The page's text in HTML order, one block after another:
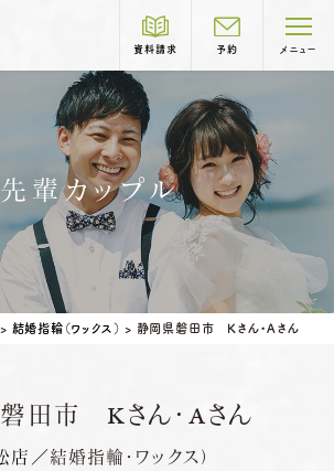
資料請求 予約 メニュー
制作コース紹介
COURSE
輪 婚約指輪
ング 結婚記念日リング
先輩カップル
> 結婚指輪（ワックス） > 静岡県磐田市 Kさん・Aさん
田市 Kさん・Aさん
店／結婚指輪・ワックス）
店 TEL.058-265-2756
※祝日の場合は営業
店 TEL.052-261-6676